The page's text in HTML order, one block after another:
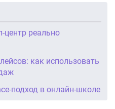
центр реально
как использовать
подход в онлайн-школе